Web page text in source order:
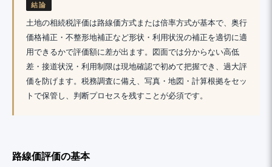
結論
土地の相続税評価は路線価方式または倍率方式が基本で、奥行
価格補正・不整形地補正など形状・利用状況の補正を適切に適
用できるかで評価額に差が出ます。図面では分からない高低
差・接道状況・利用制限は現地確認で初めて把握でき、過大評
価を防げます。税務調査に備え、写真・地図・計算根拠をセッ
トで保管し、判断プロセスを残すことが必須です。
路線価評価の基本